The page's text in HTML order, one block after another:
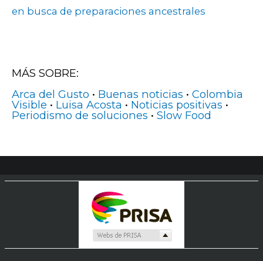
en busca de preparaciones ancestrales
MÁS SOBRE:
Arca del Gusto • Buenas noticias • Colombia
Visible • Luisa Acosta • Noticias positivas •
Periodismo de soluciones • Slow Food